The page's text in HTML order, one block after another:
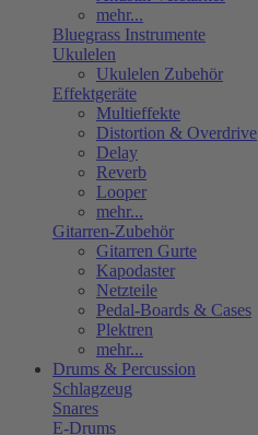
mehr...
Bluegrass Instrumente
Ukulelen
Ukulelen Zubehör
Effektgeräte
Multieffekte
Distortion & Overdrive
Delay
Reverb
Looper
mehr...
Gitarren-Zubehör
Gitarren Gurte
Kapodaster
Netzteile
Pedal-Boards & Cases
Plektren
mehr...
Drums & Percussion
Schlagzeug
Snares
E-Drums